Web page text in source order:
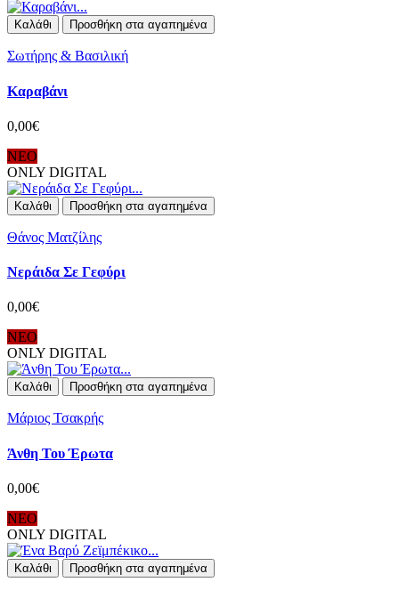
Καλάθι Προσθήκη στα αγαπημένα
Σωτήρης & Βασιλική
Καραβάνι
0,00€
ΝΕΟ
ONLY DIGITAL
Καλάθι Προσθήκη στα αγαπημένα
Θάνος Ματζίλης
Νεράιδα Σε Γεφύρι
0,00€
ΝΕΟ
ONLY DIGITAL
Καλάθι Προσθήκη στα αγαπημένα
Μάριος Τσακρής
Άνθη Του Έρωτα
0,00€
ΝΕΟ
ONLY DIGITAL
Καλάθι Προσθήκη στα αγαπημένα